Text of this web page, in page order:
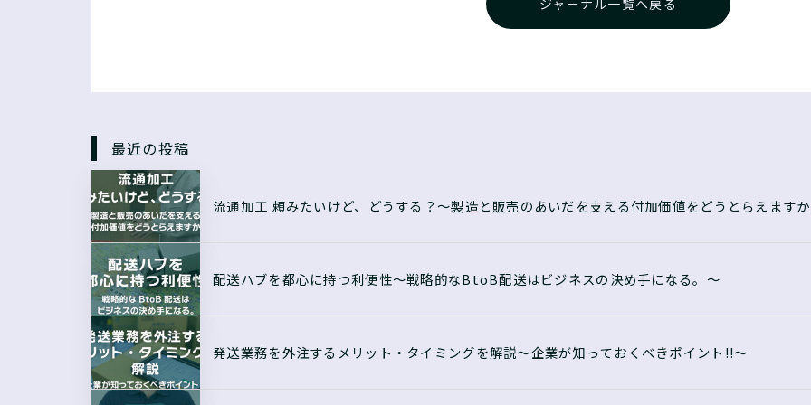
ジャーナル一覧へ戻る
最近の投稿
流通加工 頼みたいけど、どうする？〜製造と販売のあいだを支える付加価値をどうとらえます
配送ハブを都心に持つ利便性〜戦略的なBtoB配送はビジネスの決め手になる。〜
発送業務を外注するメリット・タイミングを解説〜企業が知っておくべきポイント!!〜